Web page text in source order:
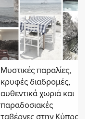
Μυστικές παραλίες,
κρυφές διαδρομές,
αυθεντικά χωριά και
παραδοσιακές
ταβέρνες στην Κύπρο